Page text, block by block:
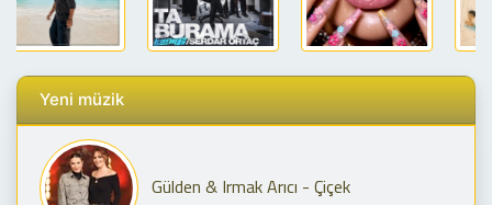
Yeni müzik
Gülden & Irmak Arıcı - Çiçek